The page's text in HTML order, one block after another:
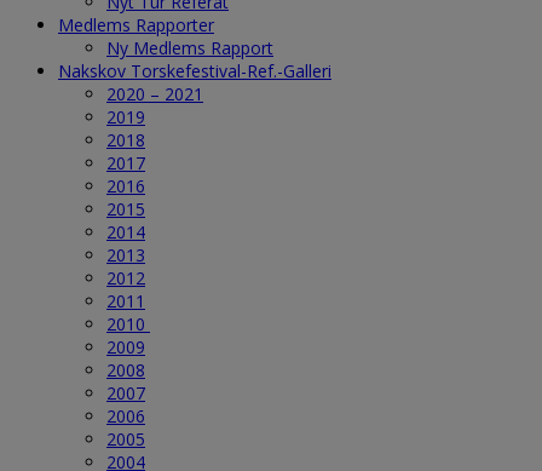
Medlems Rapporter
Ny Medlems Rapport
Nakskov Torskefestival-Ref.-Galleri
2020 – 2021
2019
2018
2017
2016
2015
2014
2013
2012
2011
2010
2009
2008
2007
2006
2005
2004